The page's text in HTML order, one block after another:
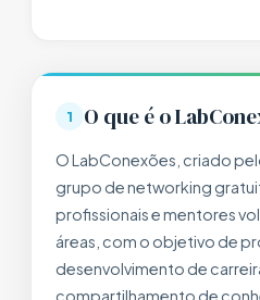
1 O que é o
O LabConexões, criado
grupo de networking
profissionais e mentores
áreas, com o objetivo de
desenvolvimento de
compartilhamento de